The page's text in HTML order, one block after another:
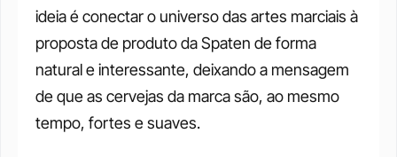
ideia é conectar o universo das artes marciais à
proposta de produto da Spaten de forma
natural e interessante, deixando a mensagem
de que as cervejas da marca são, ao mesmo
tempo, fortes e suaves.